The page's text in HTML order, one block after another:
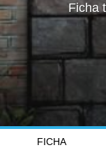
Ficha
FICHA